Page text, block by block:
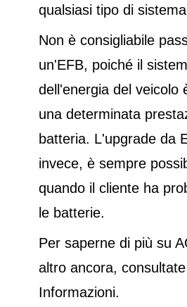
qualsiasi tipo di
Non è consigliabile
un'EFB, poiché il
dell'energia del veicolo
una determinata
batteria. L'upgrade da
invece, è sempre
quando il cliente ha
le batterie.
Per saperne di più su
altro ancora,
Informazioni.